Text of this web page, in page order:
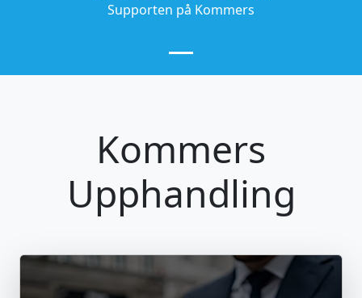
Supporten på Kommers
Kommers
Upphandling